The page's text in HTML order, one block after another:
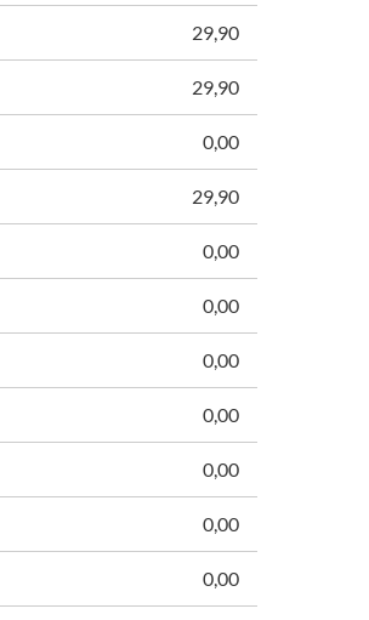
29,90
29,90
0,00
29,90
0,00
0,00
0,00
0,00
0,00
0,00
0,00